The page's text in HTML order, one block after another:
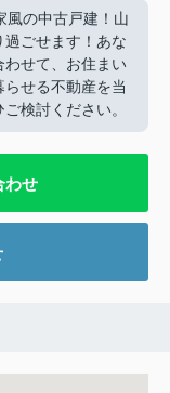
風の中古戸建！山
ごせます！あな
わせて、お住まい
せる不動産を当
検討ください。
わせ